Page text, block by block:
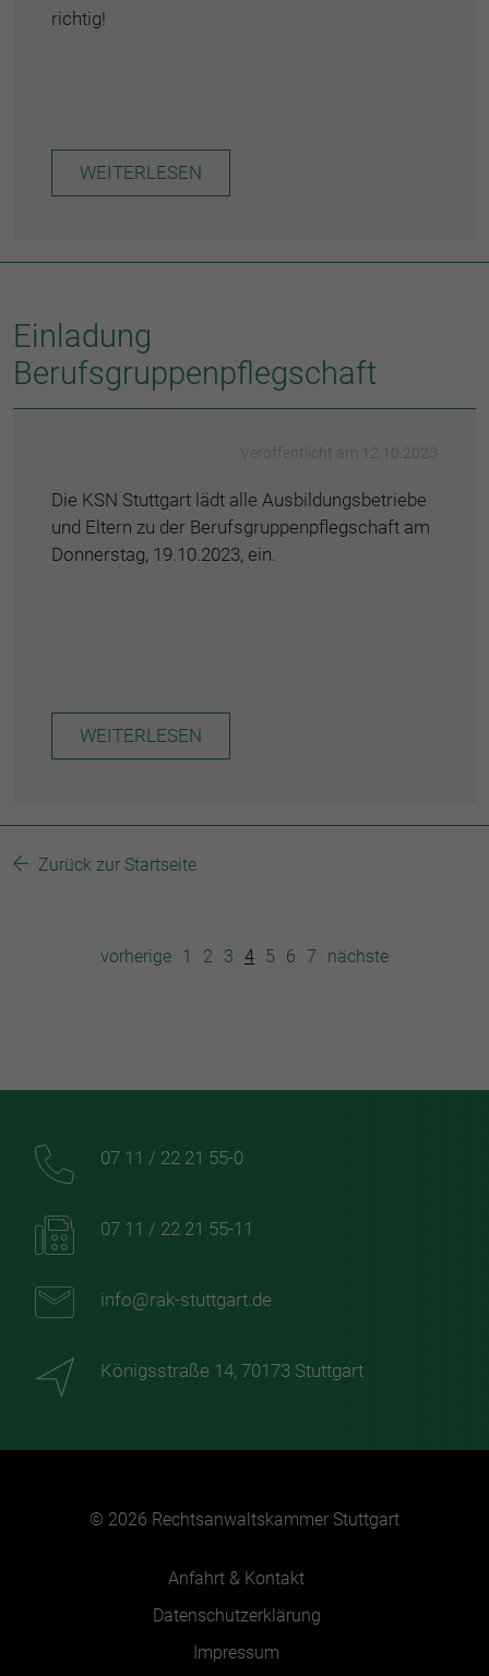
richtig!
WEITERLESEN
Einladung
Berufsgruppenpflegschaft
Veröffentlicht am 12.10.2023
Die KSN Stuttgart lädt alle Ausbildungsbetriebe
und Eltern zu der Berufsgruppenpflegschaft am
Donnerstag, 19.10.2023, ein.
WEITERLESEN
Zurück zur Startseite
vorherige 1 2 3 4 5 6 7 nächste
07 11 / 22 21 55-0
07 11 / 22 21 55-11
info@rak-stuttgart.de
Königsstraße 14, 70173 Stuttgart
© 2026 Rechtsanwaltskammer Stuttgart
Anfahrt & Kontakt
Datenschutzerklärung
Impressum